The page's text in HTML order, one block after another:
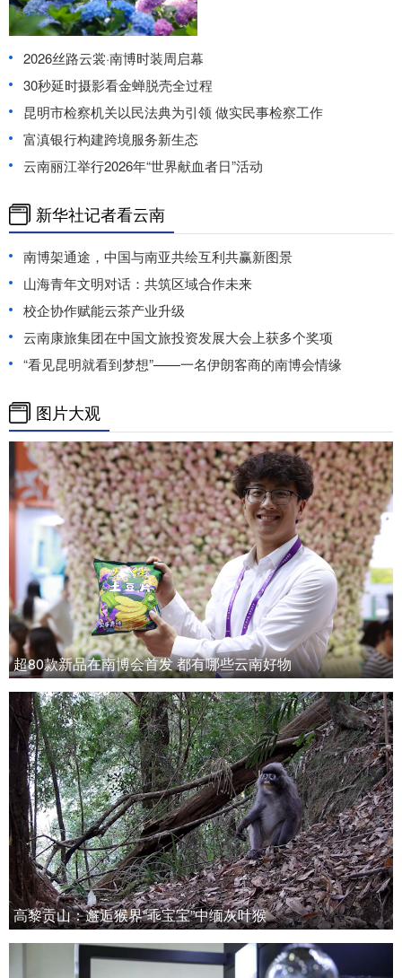
2026丝路云裳·南博时装周启幕
30秒延时摄影看金蝉脱壳全过程
昆明市检察机关以民法典为引领 做实民事检察工作
富滇银行构建跨境服务新生态
云南丽江举行2026年“世界献血者日”活动
新华社记者看云南
南博架通途，中国与南亚共绘互利共赢新图景
山海青年文明对话：共筑区域合作未来
校企协作赋能云茶产业升级
云南康旅集团在中国文旅投资发展大会上获多个奖项
“看见昆明就看到梦想”——一名伊朗客商的南博会情缘
图片大观
超80款新品在南博会首发 都有哪些云南好物
高黎贡山：邂逅猴界“乖宝宝”中缅灰叶猴